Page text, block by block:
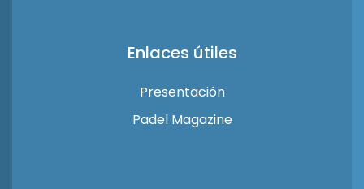
Enlaces útiles
Presentación
Padel Magazine